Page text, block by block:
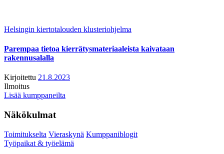
Helsingin kiertotalouden klusteriohjelma
Parempaa tietoa kierrätysmateriaaleista kaivataan
rakennusalalla
Kirjoitettu 21.8.2023
Ilmoitus
Lisää kumppaneilta
Näkökulmat
Toimitukselta Vieraskynä Kumppaniblogit
Työpaikat & työelämä